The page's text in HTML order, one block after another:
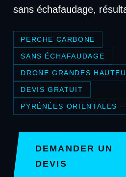
sans échafaudage,
PERCHE CARBONE
SANS ÉCHAFAUDAGE
DRONE GRANDES
DEVIS GRATUIT
PYRÉNÉES-ORIENTALES
DEMANDER UN
DEVIS